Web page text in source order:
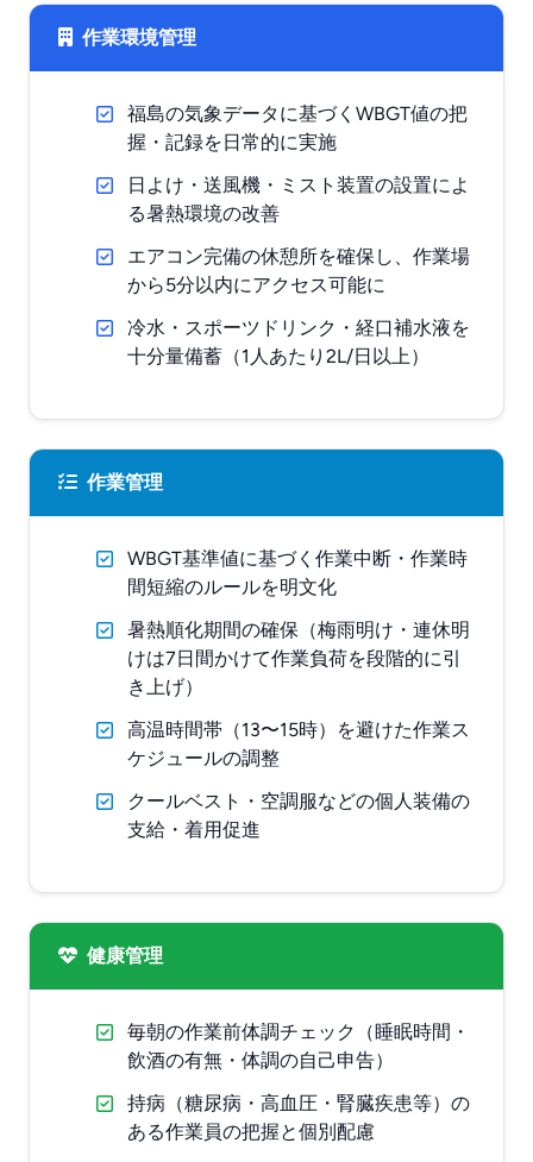
作業環境管理
福島の気象データに基づくWBGT値の把
握・記録を日常的に実施
日よけ・送風機・ミスト装置の設置によ
る暑熱環境の改善
エアコン完備の休憩所を確保し、作業場
から5分以内にアクセス可能に
冷水・スポーツドリンク・経口補水液を
十分量備蓄（1人あたり2L/日以上）
作業管理
WBGT基準値に基づく作業中断・作業時
間短縮のルールを明文化
暑熱順化期間の確保（梅雨明け・連休明
けは7日間かけて作業負荷を段階的に引
き上げ）
高温時間帯（13〜15時）を避けた作業ス
ケジュールの調整
クールベスト・空調服などの個人装備の
支給・着用促進
健康管理
毎朝の作業前体調チェック（睡眠時間・
飲酒の有無・体調の自己申告）
持病（糖尿病・高血圧・腎臓疾患等）の
ある作業員の把握と個別配慮